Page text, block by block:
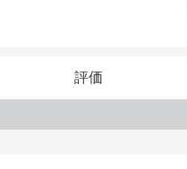
気軽にご相談ください！
評価